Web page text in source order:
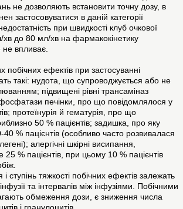
не дозволяють встановити точну дозу, в
застосовуватися в даній категорії
при швидкості клуб очкової
хв до 80 мл/хв на фармакокінетику
не впливає.
ефектів при застосуванні
такі: нудота, що супроводжується або не
підвищені рівні трансаміназ
печінки, про що повідомлялося у
протеїнурія й гематурія, про що
50 % пацієнтів; задишка, про яку
% пацієнтів (особливо часто розвивалася
алергічні шкірні висипання,
25 % пацієнтів, при цьому 10 % пацієнтів
ступінь тяжкості побічних ефектів залежать
та інтервалів між інфузіями. Побічними
обмеження дози, є зниження числа